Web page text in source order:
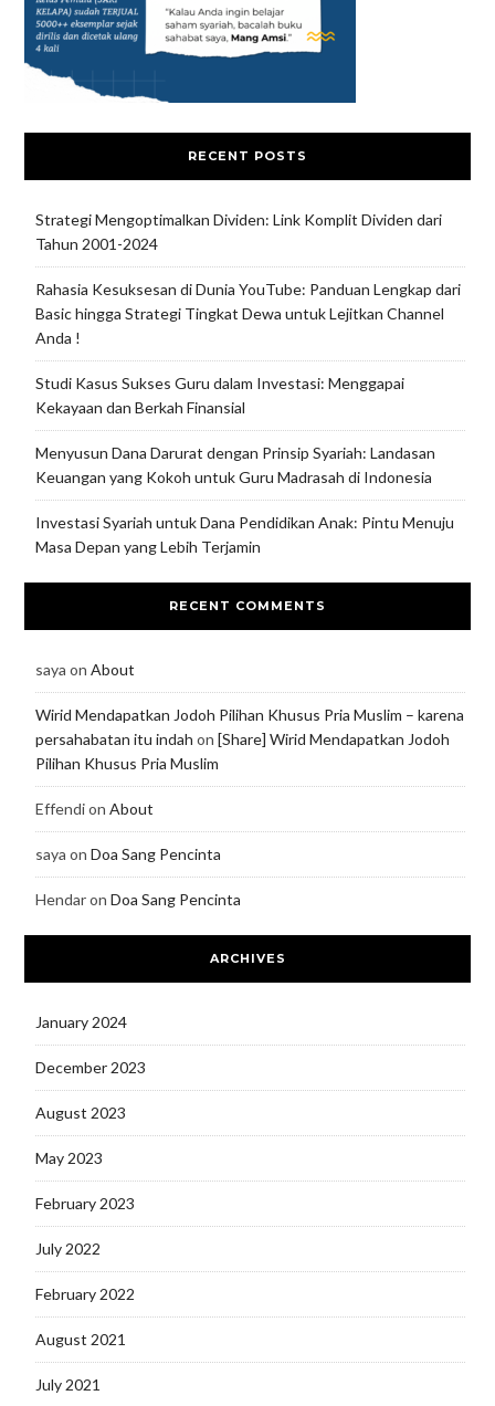
RECENT POSTS
Strategi Mengoptimalkan Dividen: Link Komplit Dividen dari
Tahun 2001-2024
Rahasia Kesuksesan di Dunia YouTube: Panduan Lengkap dari
Basic hingga Strategi Tingkat Dewa untuk Lejitkan Channel
Anda !
Studi Kasus Sukses Guru dalam Investasi: Menggapai
Kekayaan dan Berkah Finansial
Menyusun Dana Darurat dengan Prinsip Syariah: Landasan
Keuangan yang Kokoh untuk Guru Madrasah di Indonesia
Investasi Syariah untuk Dana Pendidikan Anak: Pintu Menuju
Masa Depan yang Lebih Terjamin
RECENT COMMENTS
saya on About
Wirid Mendapatkan Jodoh Pilihan Khusus Pria Muslim – karena
persahabatan itu indah on [Share] Wirid Mendapatkan Jodoh
Pilihan Khusus Pria Muslim
Effendion About
saya on Doa Sang Pencinta
Hendaron Doa Sang Pencinta
ARCHIVES
January 2024
December 2023
August 2023
May 2023
February 2023
July 2022
February 2022
August 2021
July 2021